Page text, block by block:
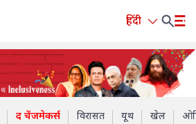
हिंदी
द चेंजमेकर्स विरासत यूथ खेल